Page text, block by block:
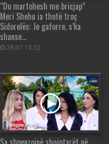
“Do martohesh me bricjap”
Meri Shehu ia thotë troç
Sidorelës: Je gaforre, s’ka
shanse…
28/07 13:32